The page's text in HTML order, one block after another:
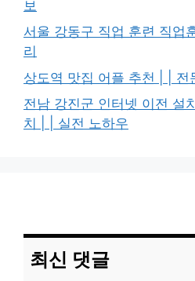
보
서울 강동구 직업 훈련 직업
리
상도역 맛집 어플 추천 | | 전
전남 강진군 인터넷 이전 설
치 | | 실전 노하우
최신 댓글